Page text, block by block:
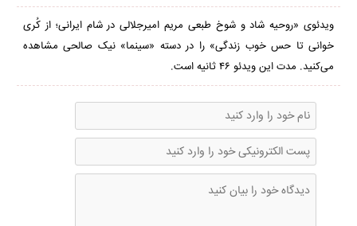
46
seconds
ویدئوی «روحیه شاد و شوخ طبعی مریم امیرجلالی در شام ایرانی؛ از کُری
خوانی تا حس خوب زندگی» را در دسته «سینما» نیک صالحی مشاهده
می‌کنید. مدت این ویدئو ۴۶ ثانیه است.